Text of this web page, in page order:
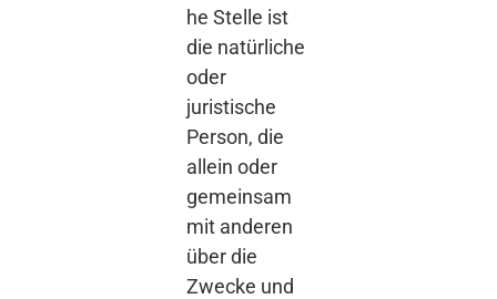
he Stelle ist
die natürliche
oder
juristische
Person, die
allein oder
gemeinsam
mit anderen
über die
Zwecke und